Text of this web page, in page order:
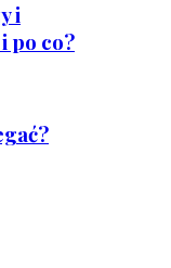
i
po co?